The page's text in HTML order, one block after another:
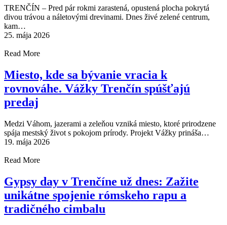
TRENČÍN – Pred pár rokmi zarastená, opustená plocha pokrytá
divou trávou a náletovými drevinami. Dnes živé zelené centrum,
kam…
25. mája 2026
Read More
Miesto, kde sa bývanie vracia k
rovnováhe. Vážky Trenčín spúšťajú
predaj
Medzi Váhom, jazerami a zeleňou vzniká miesto, ktoré prirodzene
spája mestský život s pokojom prírody. Projekt Vážky prináša…
19. mája 2026
Read More
Gypsy day v Trenčíne už dnes: Zažite
unikátne spojenie rómskeho rapu a
tradičného cimbalu